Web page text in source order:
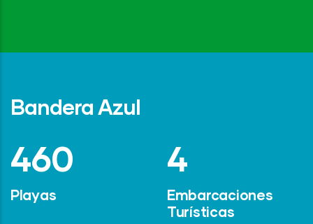
Bandera Azul
642
Playas
6
Embarcaciones
Turísticas